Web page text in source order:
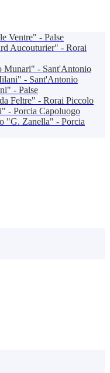
Ventre" - Palse
Aucouturier" - Rorai
Munari" - Sant'Antonio
- Sant'Antonio
- Palse
Feltre" - Rorai Piccolo
- Porcia Capoluogo
"G. Zanella" - Porcia